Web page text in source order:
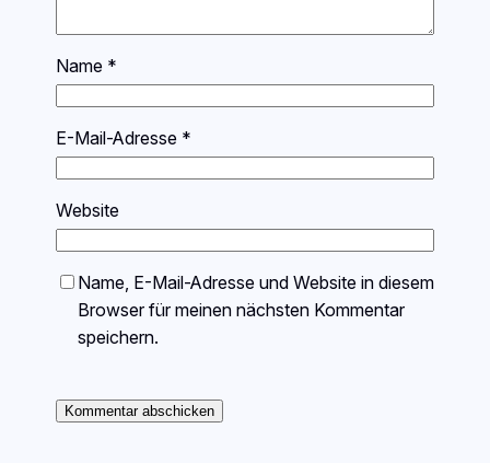
Name *
E-Mail-Adresse *
Website
Name, E-Mail-Adresse und Website in diesem
Browser für meinen nächsten Kommentar
speichern.